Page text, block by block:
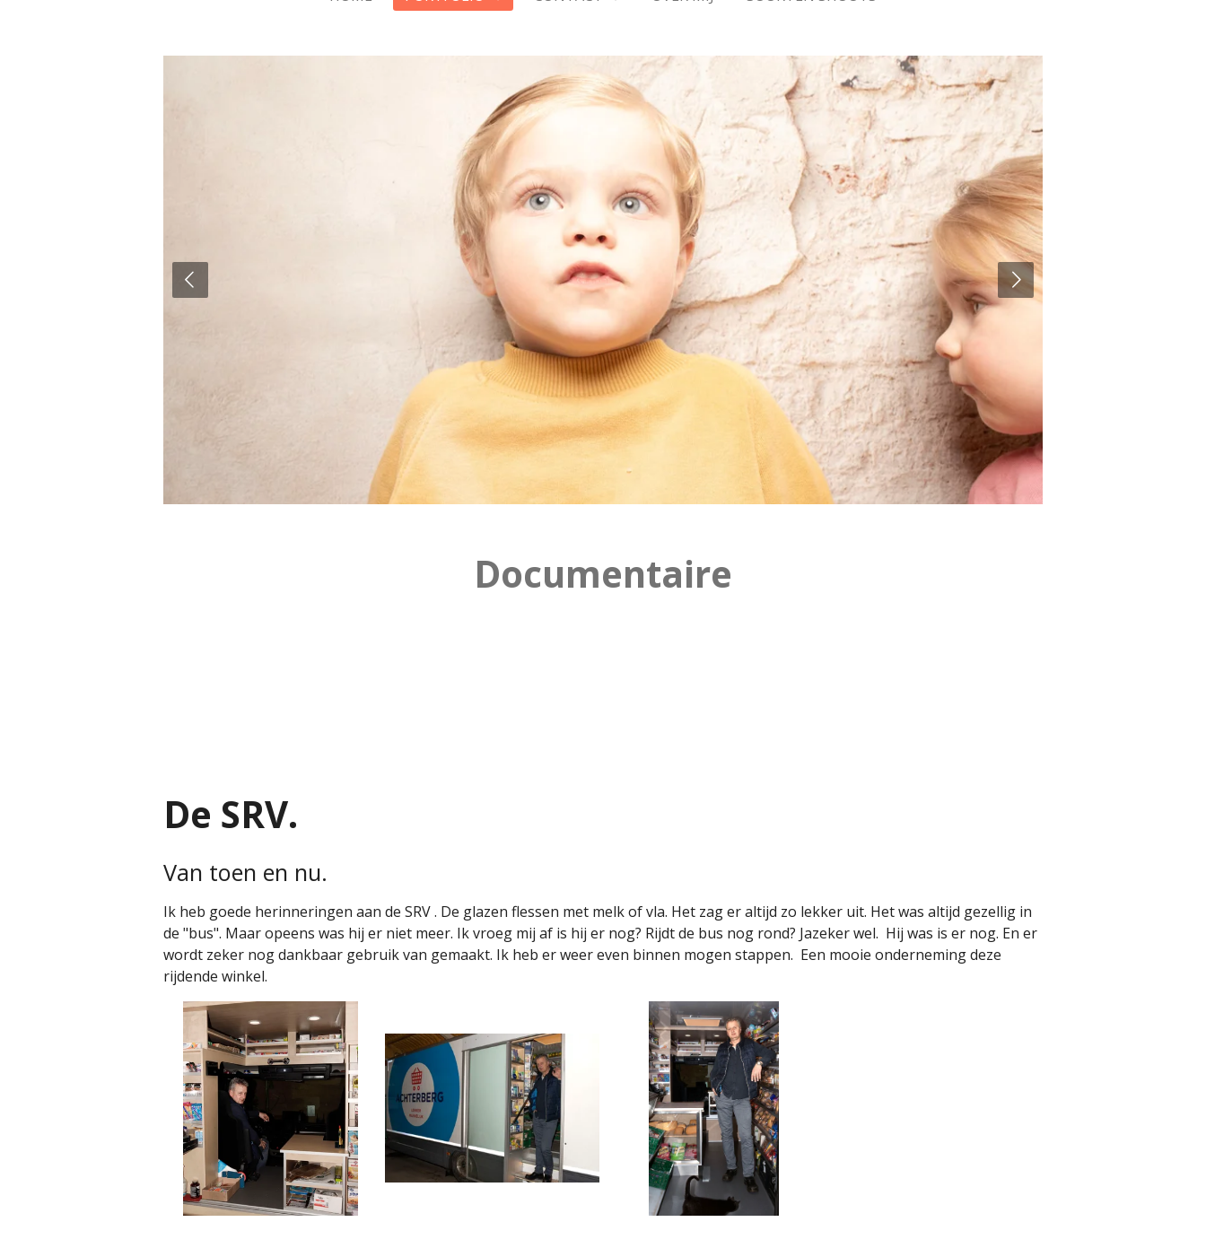
Documentaire
De SRV.
Van toen en nu.
Ik heb goede herinneringen aan de SRV . De glazen flessen met melk of vla. Het zag er altijd zo lekker uit. Het was altijd gezellig in
de "bus". Maar opeens was hij er niet meer. Ik vroeg mij af is hij er nog? Rijdt de bus nog rond? Jazeker wel. Hij was is er nog. En er
wordt zeker nog dankbaar gebruik van gemaakt. Ik heb er weer even binnen mogen stappen. Een mooie onderneming deze
rijdende winkel.